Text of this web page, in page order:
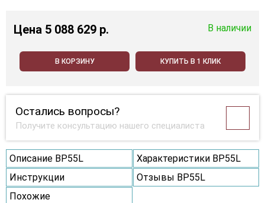
Цена 5 088 629 p. В наличии
В КОРЗИНУ КУПИТЬ В 1 КЛИК
Остались вопросы?
Получите консультацию нашего специалиста
Описание BP55L
Характеристики BP55L
Инструкции
Отзывы BP55L
Похожие